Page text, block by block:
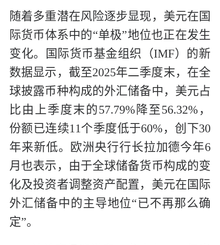
随着多重潜在风险逐步显现，美元在国
际货币体系中的“单极”地位也正在发生
变化。国际货币基金组织（IMF）的新
数据显示，截至2025年二季度末，在全
球披露币种构成的外汇储备中，美元占
比由上季度末的57.79%降至56.32%，
份额已连续11个季度低于60%，创下30
年来新低。欧洲央行行长拉加德今年6
月也表示，由于全球储备货币构成的变
化及投资者调整资产配置，美元在国际
外汇储备中的主导地位“已不再那么确
定”。